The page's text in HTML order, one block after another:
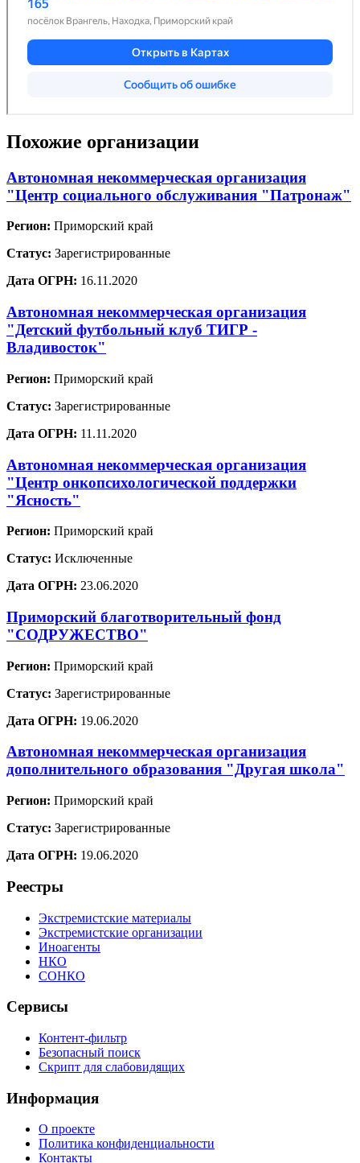
Похожие организации
Автономная некоммерческая организация
"Центр социального обслуживания "Патронаж"
Регион: Приморский край
Статус: Зарегистрированные
Дата ОГРН: 16.11.2020
Автономная некоммерческая организация
"Детский футбольный клуб ТИГР -
Владивосток"
Регион: Приморский край
Статус: Зарегистрированные
Дата ОГРН: 11.11.2020
Автономная некоммерческая организация
"Центр онкопсихологической поддержки
"Ясность"
Регион: Приморский край
Статус: Исключенные
Дата ОГРН: 23.06.2020
Приморский благотворительный фонд
"СОДРУЖЕСТВО"
Регион: Приморский край
Статус: Зарегистрированные
Дата ОГРН: 19.06.2020
Автономная некоммерческая организация
дополнительного образования "Другая школа"
Регион: Приморский край
Статус: Зарегистрированные
Дата ОГРН: 19.06.2020
Реестры
Экстремистские материалы
Экстремистские организации
Иноагенты
НКО
СОНКО
Сервисы
Контент-фильтр
Безопасный поиск
Скрипт для слабовидящих
Информация
О проекте
Политика конфиденциальности
Контакты